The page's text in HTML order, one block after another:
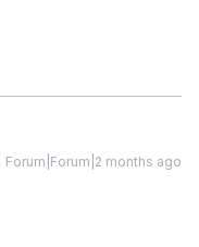
Forum|Forum|2 months ago